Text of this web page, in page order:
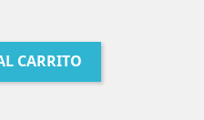
CARRITO